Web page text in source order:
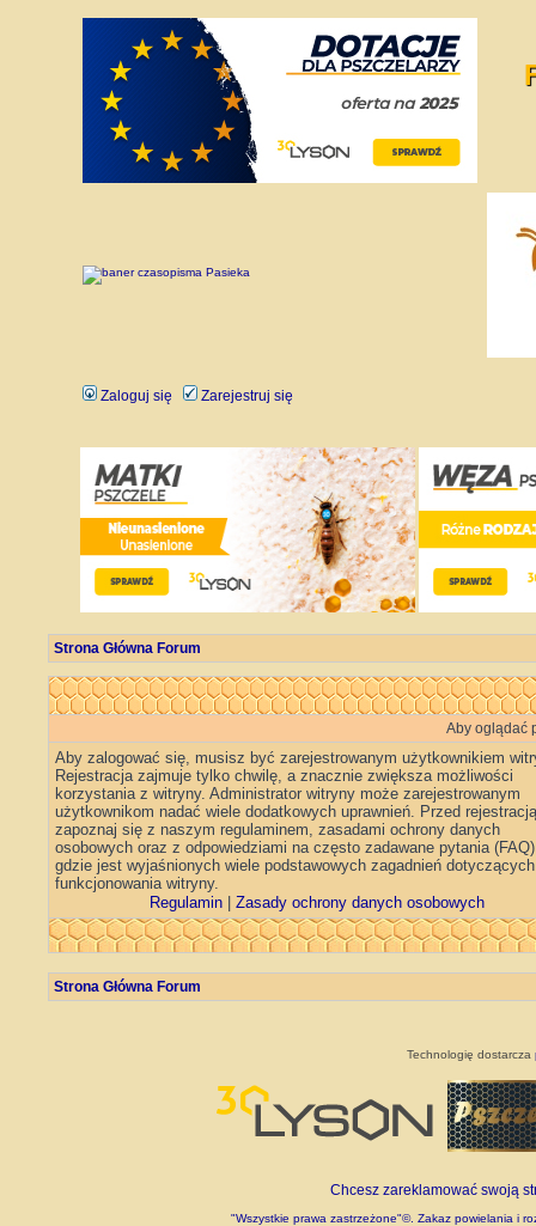
Zaloguj się Zarejestruj się
Strona Główna Forum
Aby oglądać
Aby zalogować się, musisz być zarejestrowanym użytkownikiem
Rejestracja zajmuje tylko chwilę, a znacznie zwiększa możliwości
korzystania z witryny. Administrator witryny może zarejestrowanym
użytkownikom nadać wiele dodatkowych uprawnień. Przed rejestracją
zapoznaj się z naszym regulaminem, zasadami ochrony danych
osobowych oraz z odpowiedziami na często zadawane pytania
gdzie jest wyjaśnionych wiele podstawowych zagadnień dotyczących
funkcjonowania witryny.
Regulamin
Zasady ochrony danych osobowych
Strona Główna Forum
Technologię dostarcza
Chcesz zareklamować swoją
"Wszystkie prawa zastrzeżone"©. Zakaz powielania i